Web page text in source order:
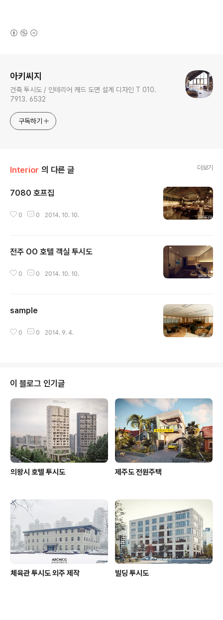
아키씨지
건축 투시도 / 인테리어 캐드 도면 설계 디자인 T 010.
7913. 6532
구독하기
Interior 의 다른 글 더보기
7080 호프집
0 0 2014. 10. 10.
전주 OO 호텔 객실 투시도
0 0 2014. 10. 10.
sample
0 0 2014. 9. 4.
이 블로그 인기글
의왕시 호텔 투시도 제주도 전원주택
체육관 투시도 외주 제작 빌딩 투시도